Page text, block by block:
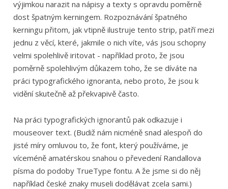
výjimkou narazit na nápisy a texty s opravdu poměrně
dost špatným kerningem. Rozpoznávání špatného
kerningu přitom, jak vtipně ilustruje tento strip, patří mezi
jednu z věcí, které, jakmile o nich víte, vás jsou schopny
velmi spolehlivě iritovat - například proto, že jsou
poměrně spolehlivým důkazem toho, že se díváte na
práci typografického ignoranta, nebo proto, že jsou k
vidění skutečně až překvapivě často.
Na práci typografických ignorantů pak odkazuje i
mouseover text. (Budiž nám nicméně snad alespoň do
jisté míry omluvou to, že font, který používáme, je
víceméně amatérskou snahou o převedení Randallova
písma do podoby TrueType fontu. A že jsme si do něj
například české znaky museli dodělávat zcela sami.)